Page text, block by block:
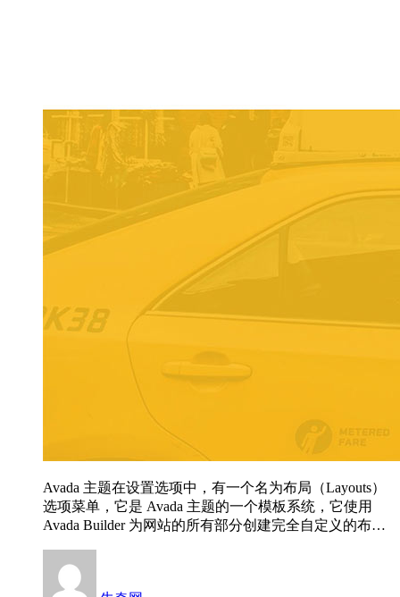
Avada 主题在设置选项中，有一个名为布局（Layouts）
选项菜单，它是 Avada 主题的一个模板系统，它使用
Avada Builder 为网站的所有部分创建完全自定义的布…